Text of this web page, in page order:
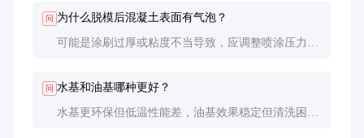
问 为什么脱模后混凝土表面有气泡？
可能是涂刷过厚或粘度不当导致，应调整喷涂压力至
问 水基和油基哪种更好？
水基更环保但低温性能差，油基效果稳定但清洗困